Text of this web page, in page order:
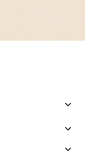


